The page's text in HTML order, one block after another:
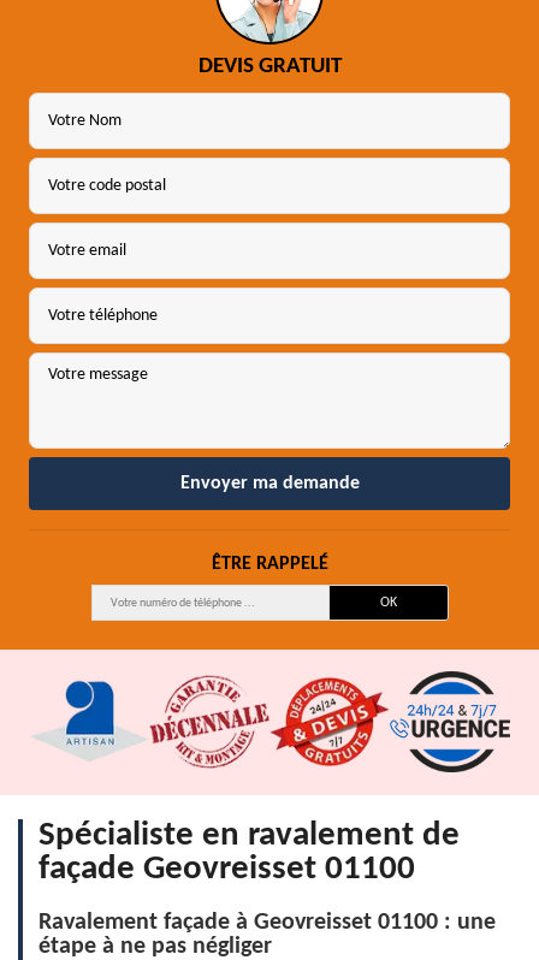
DEVIS GRATUIT
ÊTRE RAPPELÉ
Spécialiste en ravalement de
façade Geovreisset 01100
Ravalement façade à Geovreisset 01100 : une
étape à ne pas négliger